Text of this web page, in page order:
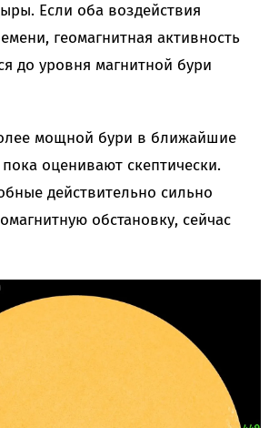
Если оба воздействия
геомагнитная активность
до уровня магнитной бури
мощной бури в ближайшие
оценивают скептически.
действительно сильно
обстановку, сейчас